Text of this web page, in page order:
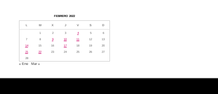
FEBRERO 2022
L M X J V S D
1 2 3 4 5
6
7
8 9 10 11 12
13
14
15 16 17 18 19
20
21
22 23 24 25 26
27
28
« Ene Mar »